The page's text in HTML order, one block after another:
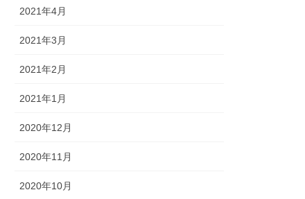
2021年4月
2021年3月
2021年2月
2021年1月
2020年12月
2020年11月
2020年10月